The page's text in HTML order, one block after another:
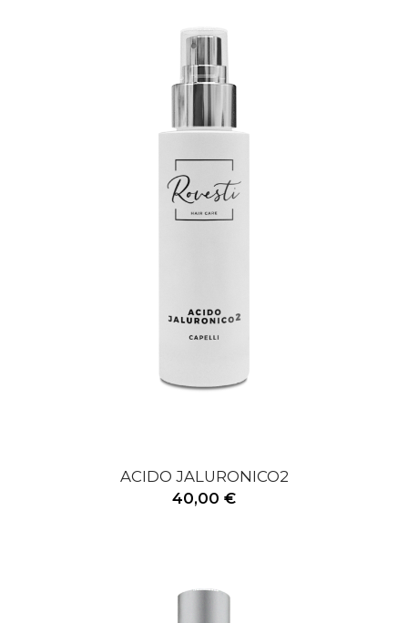
ACIDO JALURONICO2
40,00 €